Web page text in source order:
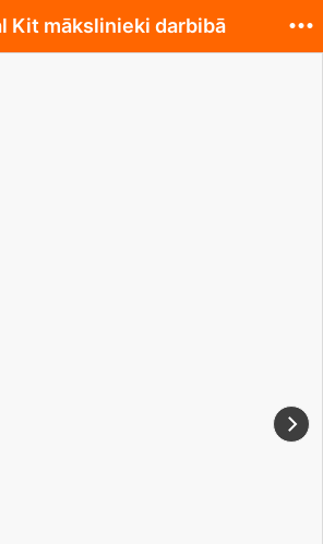
Kit mākslinieki darbibā